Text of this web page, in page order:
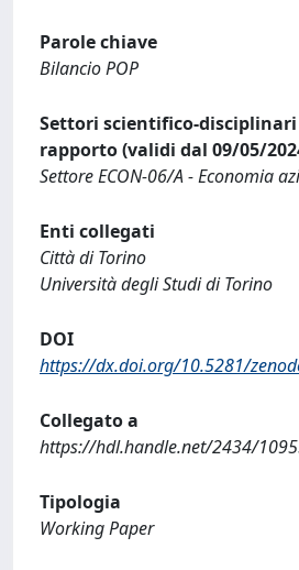
Parole chiave
Bilancio POP
Settori scientifico-
rapporto (validi dal 09/05/
Settore ECON-06/A - Economia
Enti collegati
Città di Torino
Università degli Studi di Torino
DOI
https://dx.doi.org/10.5281/
Collegato a
https://hdl.handle.net/2434/
Tipologia
Working Paper